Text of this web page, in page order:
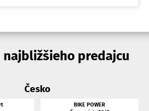
najbližšieho predajcu
Česko
BIKE POWER